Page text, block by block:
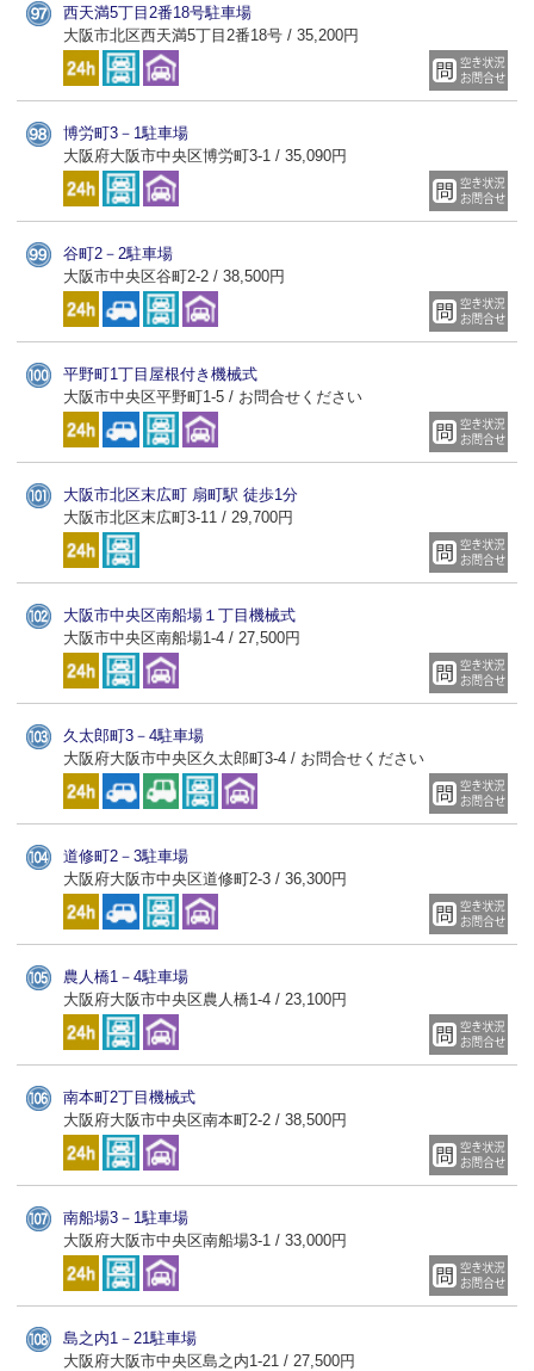
西天満5丁目2番18号駐車場
大阪市北区西天満5丁目2番18号 / 35,200円
博労町3－1駐車場
大阪府大阪市中央区博労町3-1 / 35,090円
谷町2－2駐車場
大阪市中央区谷町2-2 / 38,500円
平野町1丁目屋根付き機械式
大阪市中央区平野町1-5 / お問合せください
大阪市北区末広町 扇町駅 徒歩1分
大阪市北区末広町3-11 / 29,700円
大阪市中央区南船場１丁目機械式
大阪市中央区南船場1-4 / 27,500円
久太郎町3－4駐車場
大阪府大阪市中央区久太郎町3-4 / お問合せください
道修町2－3駐車場
大阪府大阪市中央区道修町2-3 / 36,300円
農人橋1－4駐車場
大阪府大阪市中央区農人橋1-4 / 23,100円
南本町2丁目機械式
大阪府大阪市中央区南本町2-2 / 38,500円
南船場3－1駐車場
大阪府大阪市中央区南船場3-1 / 33,000円
島之内1－21駐車場
大阪府大阪市中央区島之内1-21 / 27,500円